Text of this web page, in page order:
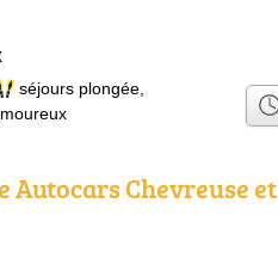
séjours plongée
Autocars Chevreuse et